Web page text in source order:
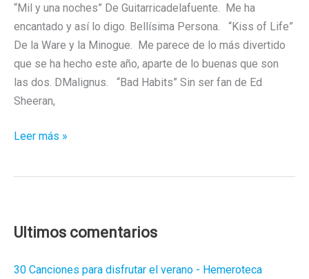
“Mil y una noches” De Guitarricadelafuente. Me ha
encantado y así lo digo. Bellísima Persona. “Kiss of Life”
De la Ware y la Minogue. Me parece de lo más divertido
que se ha hecho este año, aparte de lo buenas que son
las dos. DMalignus. “Bad Habits” Sin ser fan de Ed
Sheeran,
Los
Leer más »
Ultimos comentarios
30 Canciones para disfrutar el verano - Hemeroteca